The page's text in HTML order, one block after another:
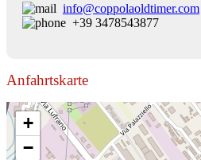
info@coppolaoldtimer.com
+39 3478543877
Anfahrtskarte
+
−